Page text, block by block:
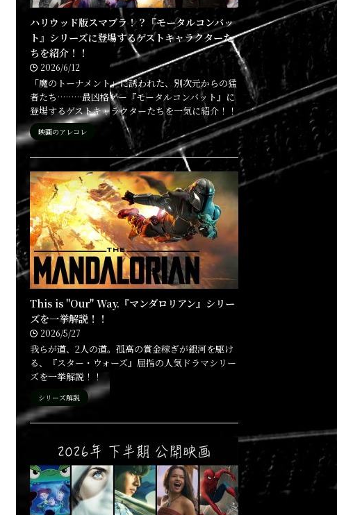
ハリウッド版スマブラ！？『モータルコンバッ
ト』シリーズに登場するゲストキャラクターた
ちを紹介！！
2026/6/12
「魔のトーナメント」に誘われた、別次元からの猛
者たち………最凶格ゲー『モータルコンバット』に
登場するゲストキャラクターたちを一気に紹介！！
映画のアレコレ
This is "Our" Way.『マンダロリアン』シリー
ズを一挙解説！！
2026/5/27
我らが道、2人の道。孤高の賞金稼ぎが銀河を駆け
る、『スター・ウォーズ』屈指の人気ドラマシリー
ズを一挙解説！！
シリーズ解説